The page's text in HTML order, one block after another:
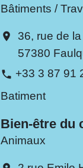
Bâtiments /
location_on
36, rue de
57380
phone +33 3 87 91
Batiment
Bien-être du
Animaux